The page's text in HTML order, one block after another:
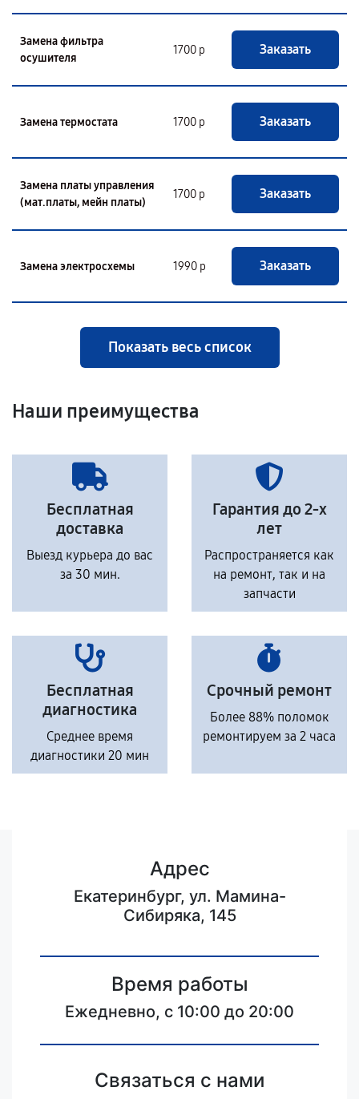
Замена фильтра
осушителя
1700 р Заказать
Замена термостата 1700 р Заказать
Замена платы управления
(мат.платы, мейн платы)
1700 р Заказать
Замена электросхемы 1990 р Заказать
Показать весь список
Наши преимущества
Бесплатная
доставка
Выезд курьера до вас
за 30 мин.
Гарантия до 2-х
лет
Распространяется как
на ремонт, так и на
запчасти
Бесплатная
диагностика
Среднее время
диагностики 20 мин
Срочный ремонт
Более 88% поломок
ремонтируем за 2 часа
Адрес
Екатеринбург, ул. Мамина-
Сибиряка, 145
Время работы
Ежедневно, с 10:00 до 20:00
Связаться с нами